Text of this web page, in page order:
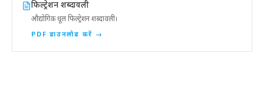
फिल्ट्रेशन शब्दावली
औद्योगिक धूल फिल्ट्रेशन शब्दावली।
PDF डाउनलोड करें →